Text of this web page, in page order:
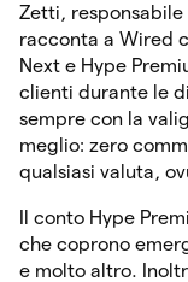
Zetti,
racconta a Wired
Next e Hype
clienti durante le
sempre con la
meglio: zero
qualsiasi valuta,
Il conto Hype
che coprono
e molto altro.